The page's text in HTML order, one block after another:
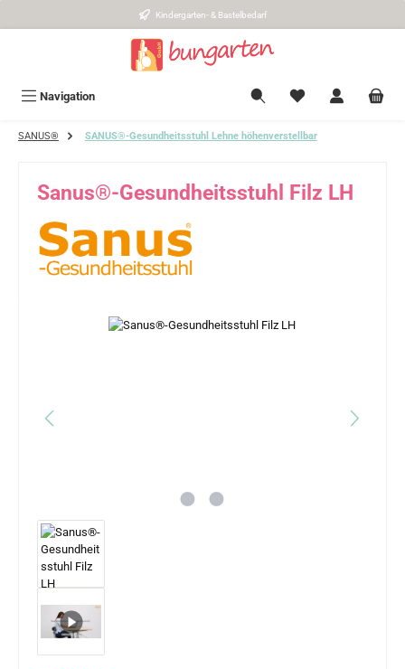
Kindergarten- & Bastelbedarf
Navigation
SANUS® SANUS®-Gesundheitsstuhl Lehne höhenverstellbar
Sanus®-Gesundheitsstuhl Filz LH
Bildergalerie überspringen